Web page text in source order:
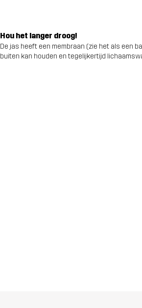
Hou het langer droog!
De jas heeft een membraan (zie het als een
buiten kan houden en tegelijkertijd